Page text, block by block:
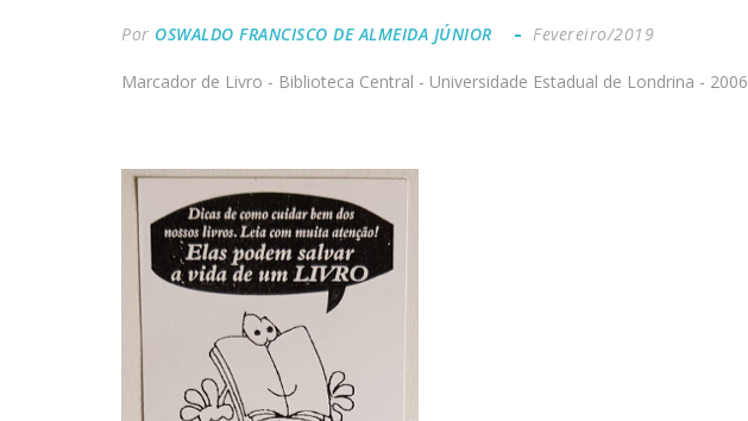
Por OSWALDO FRANCISCO DE ALMEIDA JÚNIOR Fevereiro/2019
Marcador de Livro - Biblioteca Central - Universidade Estadual de Londrina - 2006